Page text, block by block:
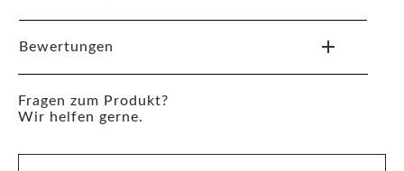
Bewertungen
Fragen zum Produkt?
Wir helfen gerne.